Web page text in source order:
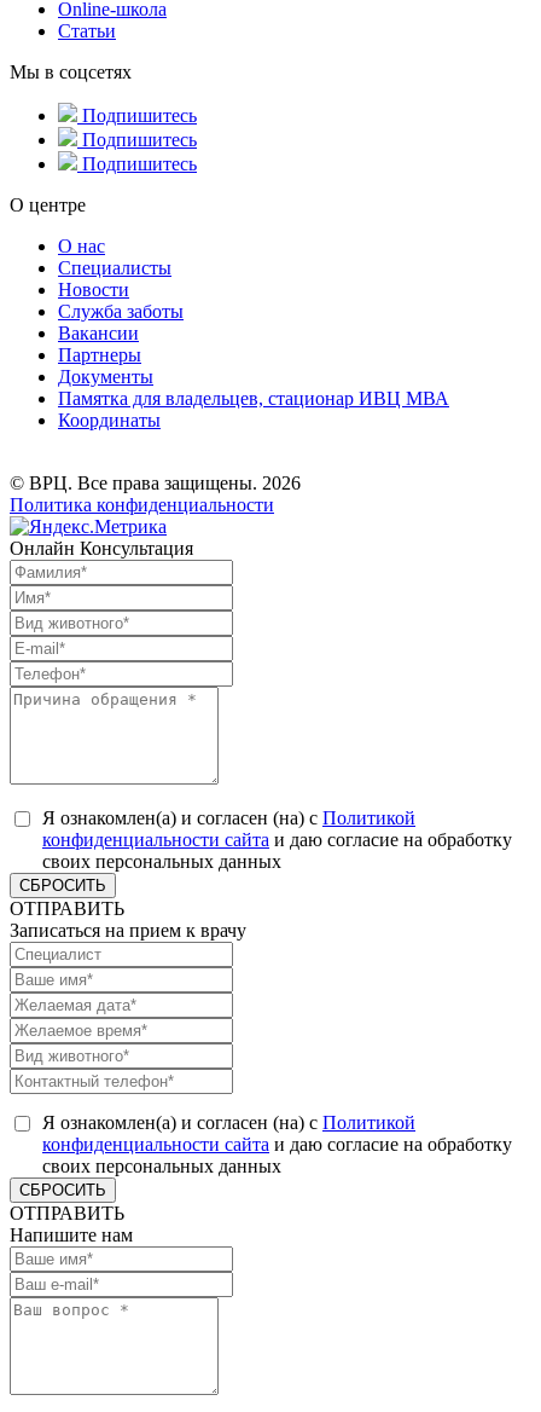
Online-школа
Статьи
Мы в соцсетях
Подпишитесь
Подпишитесь
Подпишитесь
О центре
О нас
Специалисты
Новости
Служба заботы
Вакансии
Партнеры
Документы
Памятка для владельцев, стационар ИВЦ МВА
Координаты
© ВРЦ. Все права защищены. 2026
Политика конфиденциальности
Онлайн Консультация
Я ознакомлен(а) и согласен (на) с Политикой
конфиденциальности сайта и даю согласие на обработку
своих персональных данных
СБРОСИТЬ
ОТПРАВИТЬ
Записаться на прием к врачу
Я ознакомлен(а) и согласен (на) с Политикой
конфиденциальности сайта и даю согласие на обработку
своих персональных данных
СБРОСИТЬ
ОТПРАВИТЬ
Напишите нам